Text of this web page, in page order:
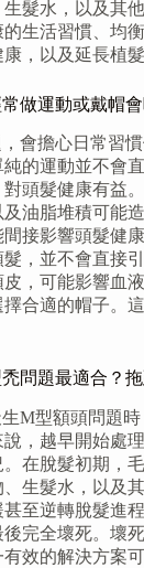
髮水，以及其
生活習慣、均
，以及延長植髮
做運動或戴帽
會擔心日常習
的運動並不會
頭髮健康有益
油脂堆積可能
接影響頭髮健
，並不會直接
，可能影響血
合適的帽子。
問題最適合？
M型額頭問題
，越早開始處
在脫髮初期，
生髮水，以及
至逆轉脫髮進
完全壞死。壞
效的解決方案